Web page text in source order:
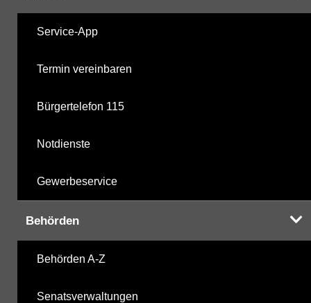
Service-App
Termin vereinbaren
Bürgertelefon 115
Notdienste
Gewerbeservice
Behörden
Behörden A-Z
Senatsverwaltungen